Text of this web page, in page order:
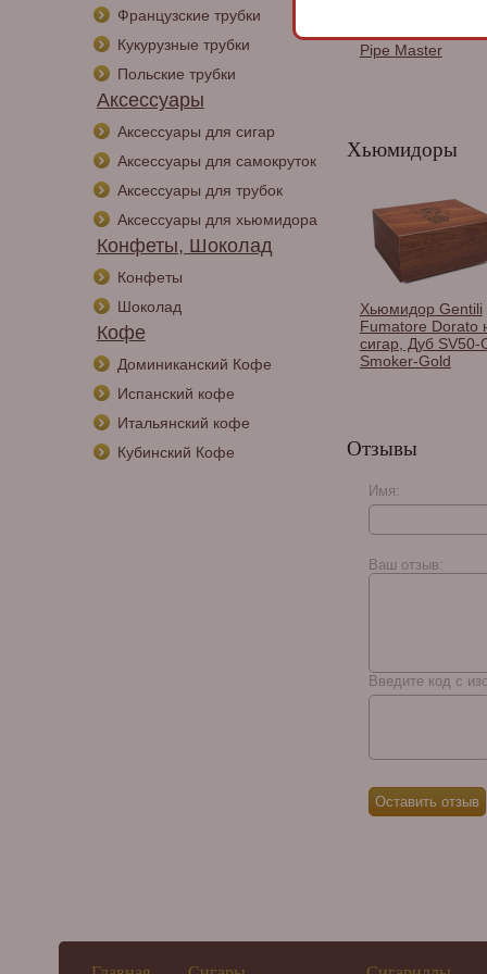
Французские трубки
Кукурузные трубки
Польские трубки
Аксессуары
Аксессуары для сигар
Аксессуары для самокруток
Аксессуары для трубок
Аксессуары для хьюмидора
Конфеты, Шоколад
Конфеты
Шоколад
Кофе
Доминиканский Кофе
Испанский кофе
Итальянский кофе
Кубинский Кофе
Pipe Master
Хьюмидоры
Хьюмидор Gentili
Fumatore Dorato
сигар, Дуб SV50-
Smoker-Gold
Отзывы
Имя:
Ваш отзыв:
Введите код с